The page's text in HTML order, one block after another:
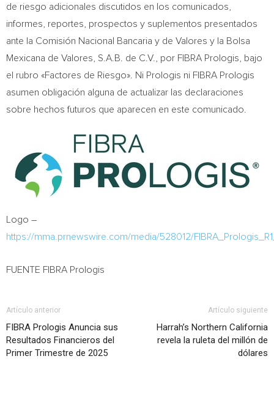
de riesgo adicionales discutidos en los comunicados,
informes, reportes, prospectos y suplementos presentados
ante la Comisión Nacional Bancaria y de Valores y la Bolsa
Mexicana de Valores, S.A.B. de C.V., por FIBRA Prologis, bajo
el rubro «Factores de Riesgo». Ni Prologis ni FIBRA Prologis
asumen obligación alguna de actualizar las declaraciones
sobre hechos futuros que aparecen en este comunicado.
Logo –
https://mma.prnewswire.com/media/528012/
FUENTE FIBRA Prologis
Artículo anterior
FIBRA Prologis Anuncia sus
Resultados Financieros del
Primer Trimestre de 2025
Artículo siguiente
Harrah’s Northern California
revela la ruleta del millón de
dólares